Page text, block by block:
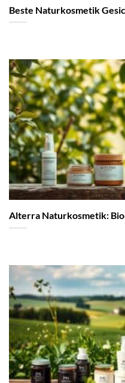
Beste Naturkosmetik
Alterra Naturkosmetik: